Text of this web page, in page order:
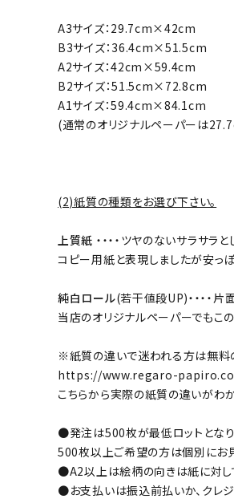
A3サイズ：29.7cm×42cm
B3サイズ：36.4cm×51.5cm
A2サイズ：42cm×59.4cm
B2サイズ：51.5cm×72.8cm
A1サイズ：59.4cm×84.1cm
(通常のオリジナルペーパーは
(2)紙質の種類をお選び下さい。
上質紙 ・・・・ツヤのないサラサ
コピー用紙と表現しましたが安っ
純白ロール(若干値段UP)・・・・
当店のオリジナルペーパーでもこ
※紙質の違いで迷われる方は無料
https://www.regaro-
こちらから実際の紙質の違いがわ
●発注は500枚が最低ロットとなり
500枚以上ご希望の方は個別にお
●A2以上は絵柄の向きは紙に対し
●お支払いは振込前払いか、クレジ